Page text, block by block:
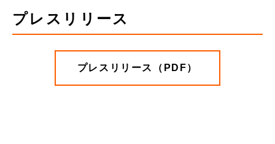
プレスリリース
プレスリリース（PDF）